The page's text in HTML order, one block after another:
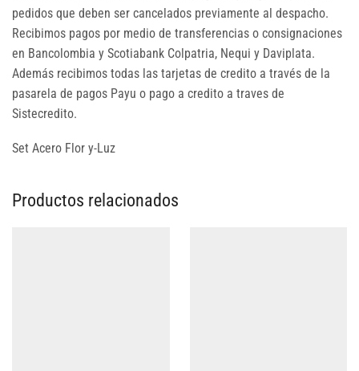
pedidos que deben ser cancelados previamente al despacho.
Recibimos pagos por medio de transferencias o consignaciones
en Bancolombia y Scotiabank Colpatria, Nequi y Daviplata.
Además recibimos todas las tarjetas de credito a través de la
pasarela de pagos Payu o pago a credito a traves de
Sistecredito.
Set Acero Flor y-Luz
Productos relacionados